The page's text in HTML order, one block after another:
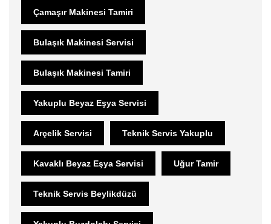
Çamaşır Makinesi Tamiri
Bulaşık Makinesi Servisi
Bulaşık Makinesi Tamiri
Yakuplu Beyaz Eşya Servisi
Arçelik Servisi Teknik Servis Yakuplu
Kavaklı Beyaz Eşya Servisi Uğur Tamir
Teknik Servis Beylikdüzü